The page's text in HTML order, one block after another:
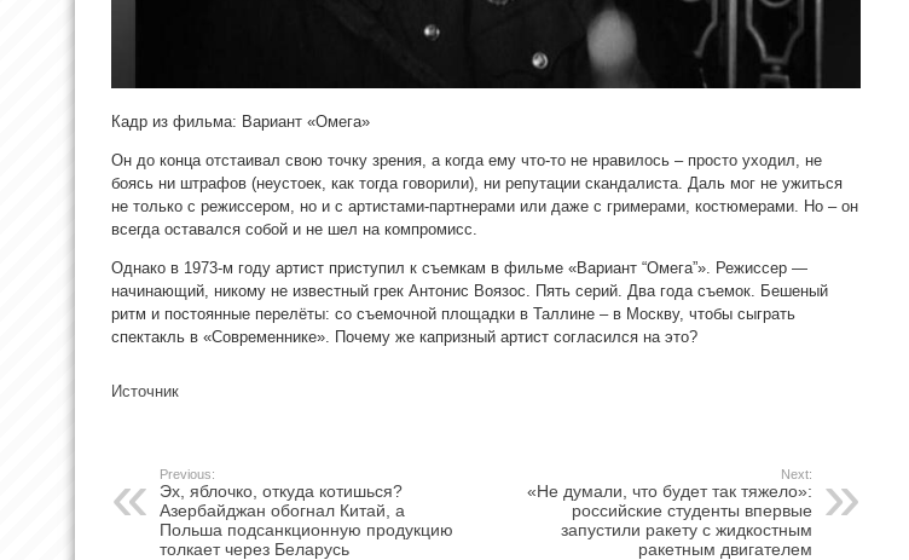
Кадр из фильма: Вариант «Омега»
Он до конца отстаивал свою точку зрения, а когда ему что-то не нравилось – просто уходил, не
боясь ни штрафов (неустоек, как тогда говорили), ни репутации скандалиста. Даль мог не ужиться
не только с режиссером, но и с артистами-партнерами или даже с гримерами, костюмерами. Но – он
всегда оставался собой и не шел на компромисс.
Однако в 1973-м году артист приступил к съемкам в фильме «Вариант “Омега”». Режиссер —
начинающий, никому не известный грек Антонис Воязос. Пять серий. Два года съемок. Бешеный
ритм и постоянные перелёты: со съемочной площадки в Таллине – в Москву, чтобы сыграть
спектакль в «Современнике». Почему же капризный артист согласился на это?
Источник
Previous:
Эх, яблочко, откуда котишься?
Азербайджан обогнал Китай, а
Польша подсанкционную продукцию
толкает через Беларусь
Next:
«Не думали, что будет так тяжело»:
российские студенты впервые
запустили ракету с жидкостным
ракетным двигателем